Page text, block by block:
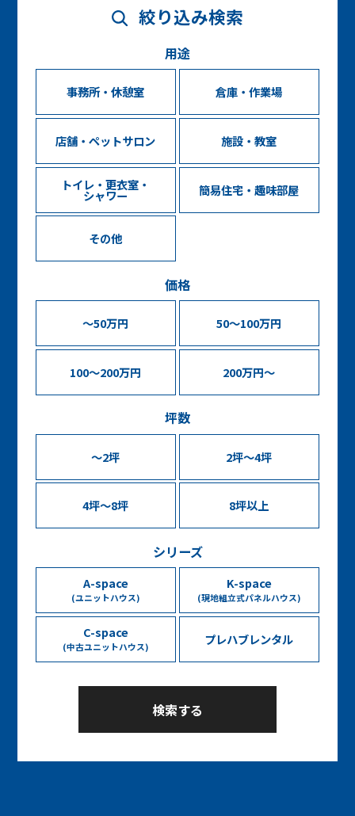
絞り込み検索
用途
事務所・休憩室 倉庫・作業場
店舗・ペットサロン 施設・教室
トイレ・更衣室・
シャワー 簡易住宅・趣味部屋
その他
価格
～50万円 50～100万円
100～200万円 200万円～
坪数
〜2坪 2坪〜4坪
4坪〜8坪 8坪以上
シリーズ
A-space
(ユニットハウス)
K-space
(現地組立式パネルハウス)
C-space
(中古ユニットハウス) プレハブレンタル